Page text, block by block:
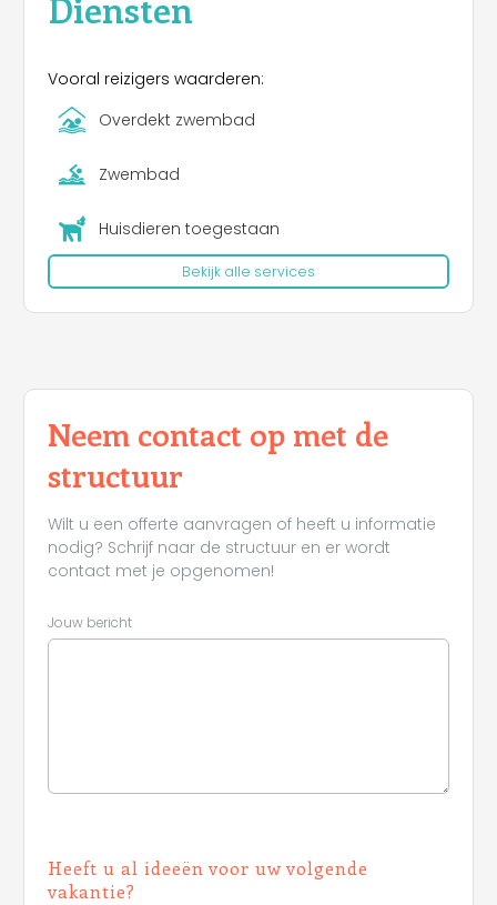
Vooral reizigers waarderen:
Overdekt zwembad
Zwembad
Huisdieren toegestaan
Bekijk alle services
Neem contact op met de
structuur
Wilt u een offerte aanvragen of heeft u informatie
nodig? Schrijf naar de structuur en er wordt
contact met je opgenomen!
Jouw bericht
Heeft u al ideeën voor uw volgende
vakantie?